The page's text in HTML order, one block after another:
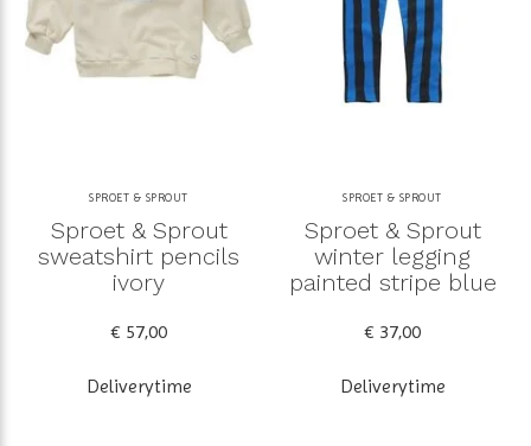
SPROET & SPROUT
Sproet & Sprout
sweatshirt pencils
ivory
€ 57,00
Deliverytime
SPROET & SPROUT
Sproet & Sprout
winter legging
painted stripe blue
€ 37,00
Deliverytime